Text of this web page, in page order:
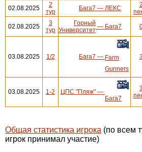
02.08.2025
2
тур
Бага7 — ЛЕКС
02.08.2025
3
тур
Горный
Университет — Бага7
03.08.2025 1/2 Бага7 — Farm
Gunners
03.08.2025 1-2 ЦПС "Пляж" —
Бага7
Общая статистика игрока (по всем
игрок принимал участие)